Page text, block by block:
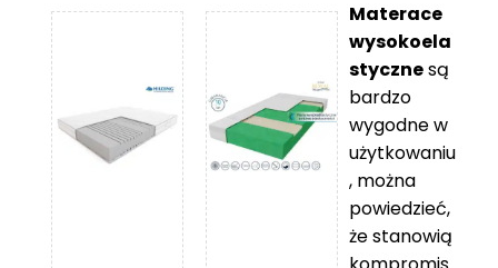
Materace
wysokoela
stycznesą
bardzo
wygodne w
użytkowaniu
, można
powiedzieć,
że stanowią